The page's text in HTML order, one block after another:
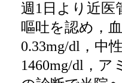
週1日より近医
嘔吐を認め，
0.33mg/dl，中
1460mg/dl，